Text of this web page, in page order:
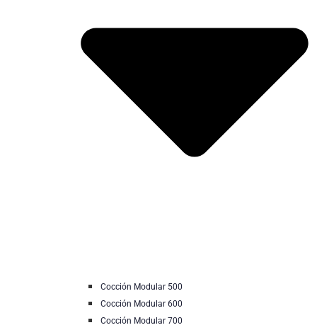
Cocción Modular 500
Cocción Modular 600
Cocción Modular 700